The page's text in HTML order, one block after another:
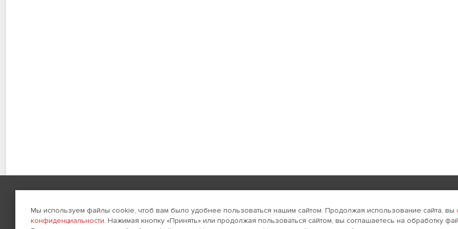
Навигация Создание сайтов Реклама в интернете Поддержка и развитие
Мы используем файлы cookie, чтоб вам было удобнее пользоваться нашим сайтом. Продолжая использование сайта, вы
конфиденциальности. Нажимая кнопку «Принять» или продолжая пользоваться сайтом, вы соглашаетесь на обработку